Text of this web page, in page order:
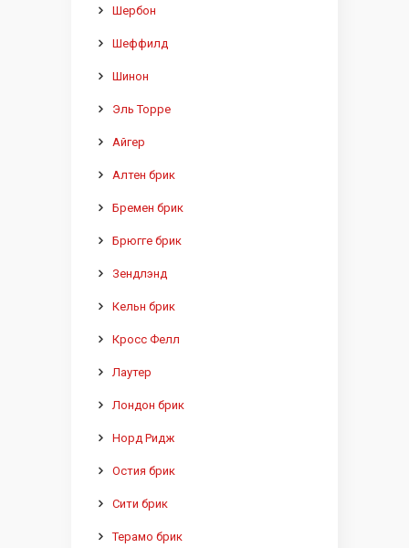
Шербон
Шеффилд
Шинон
Эль Торре
Айгер
Алтен брик
Бремен брик
Брюгге брик
Зендлэнд
Кельн брик
Кросс Фелл
Лаутер
Лондон брик
Норд Ридж
Остия брик
Сити брик
Терамо брик